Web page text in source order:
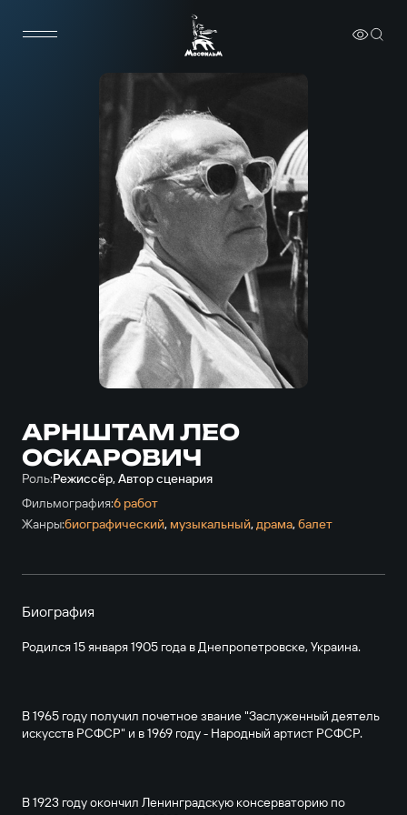
АРНШТАМ ЛЕО
ОСКАРОВИЧ
Роль:Режиссёр, Автор сценария
Фильмография:6 работ
Жанры:биографический, музыкальный, драма,балет
Биография
Родился 15 января 1905 года в Днепропетровске, Украина.
В 1965 году получил почетное звание "Заслуженный деятель
искусств РСФСР" и в 1969 году - Народный артист РСФСР.
В 1923 году окончил Ленинградскую консерваторию по